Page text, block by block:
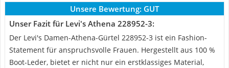
Unsere Bewertung: GUT
Unser Fazit für Levi's Athena 228952-3:
Der Levi's Damen-Athena-Gürtel 228952-3 ist ein Fashion-
Statement für anspruchsvolle Frauen. Hergestellt aus 100 %
Boot-Leder, bietet er nicht nur ein erstklassiges Material,